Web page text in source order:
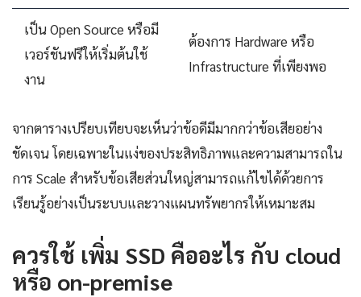
เป็น Open Source หรือมี
เวอร์ชันฟรีให้เริ่มต้นใช้
งาน
ต้องการ Hardware หรือ
Infrastructure ที่เพียงพอ
จากตารางเปรียบเทียบจะเห็นว่าข้อดีมีมากกว่าข้อเสียอย่าง
ชัดเจน โดยเฉพาะในแง่ของประสิทธิภาพและความสามารถใน
การ Scale สำหรับข้อเสียส่วนใหญ่สามารถแก้ไขได้ด้วยการ
เรียนรู้อย่างเป็นระบบและวางแผนทรัพยากรให้เหมาะสม
ควรใช้ เพิ่ม SSD คืออะไร กับ cloud
หรือ on-premise